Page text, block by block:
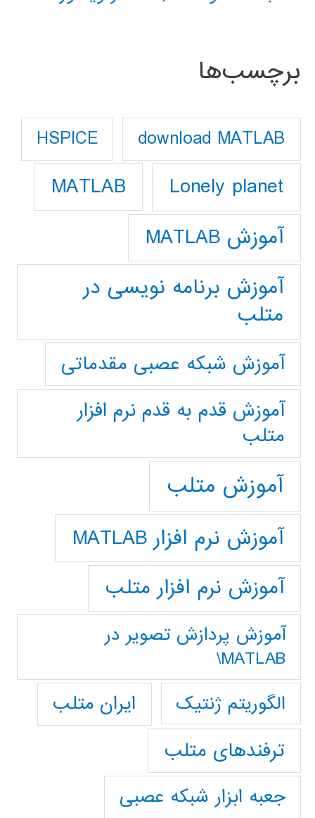
برچسب‌ها
download MATLAB
HSPICE
Lonely planet
MATLAB
آموزش MATLAB
آموزش برنامه نویسی در
متلب
آموزش شبکه عصبی مقدماتی
آموزش قدم به قدم نرم افزار
متلب
آموزش متلب
آموزش نرم افزار MATLAB
آموزش نرم افزار متلب
آموزش پردازش تصوير در
MATLAB\
الگوریتم ژنتیک
ایران متلب
ترفندهای متلب
جعبه ابزار شبکه عصبی